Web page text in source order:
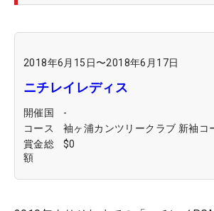
2018年6月15日〜2018年6月17日
ニチレイレディス
開催国
-
コース
袖ヶ浦カンツリークラブ 新袖コ
賞金総
額
$0